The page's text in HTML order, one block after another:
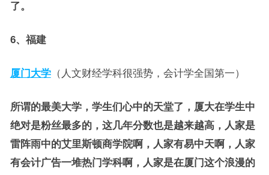
了。
6、福建
厦门大学（人文财经学科很强势，会计学全国第一）
所谓的最美大学，学生们心中的天堂了，厦大在学生中
绝对是粉丝最多的，这几年分数也是越来越高，人家是
雷阵雨中的艾里斯顿商学院啊，人家有易中天啊，人家
有会计广告一堆热门学科啊，人家是在厦门这个浪漫的